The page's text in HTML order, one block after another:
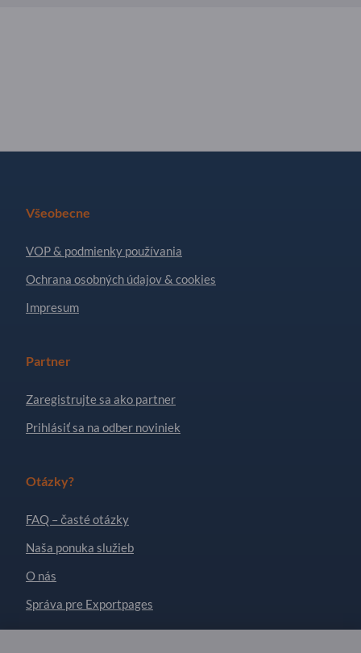
Všeobecne
VOP & podmienky používania
Ochrana osobných údajov & cookies
Impresum
Partner
Zaregistrujte sa ako partner
Prihlásiť sa na odber noviniek
Otázky?
FAQ – časté otázky
Naša ponuka služieb
O nás
Správa pre Exportpages